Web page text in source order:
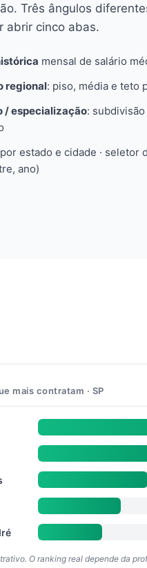
Três ângulos
abrir cinco abas.
mensal de salário
regional: piso, média e teto
/ especialização:
estado e cidade · seletor
ano)
mais contratam · SP
O ranking real depende da